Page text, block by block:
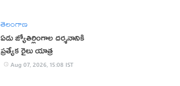
తెలంగాణ
ఏడు జ్యోతిర్లింగాల దర్శనానికి
ప్రత్యేక రైలు యాత్ర
Aug 07, 2026, 15:08 IST